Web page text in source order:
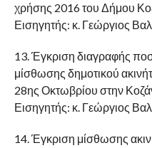
χρήσης 2016 του Δήμου
Εισηγητής: κ. Γεώργιος
13. Έγκριση διαγραφής
μίσθωσης δημοτικού
28ης Οκτωβρίου στην
Εισηγητής: κ. Γεώργιος
14. Έγκριση μίσθωσης